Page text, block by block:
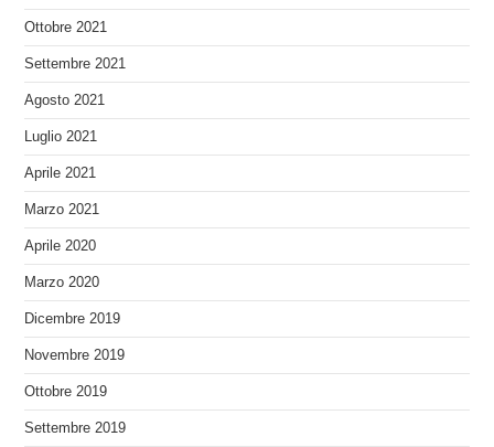
Ottobre 2021
Settembre 2021
Agosto 2021
Luglio 2021
Aprile 2021
Marzo 2021
Aprile 2020
Marzo 2020
Dicembre 2019
Novembre 2019
Ottobre 2019
Settembre 2019